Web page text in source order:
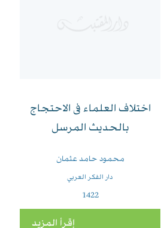
اختلاف العلماء فى الاحتجاج
بالحديث المرسل
محمود حامد عثمان
دار الفكر العربي
1422
إقرأ المزيد